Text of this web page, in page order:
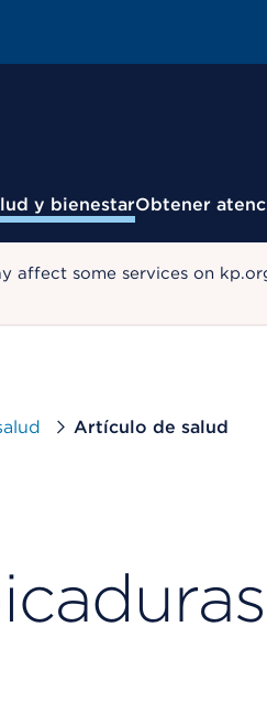
y bienestarObtener
affect some services on
Artículo de salud